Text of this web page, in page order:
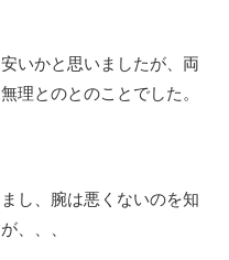
いかと思いましたが、両
理とのとのことでした。
し、腕は悪くないのを知
、、、